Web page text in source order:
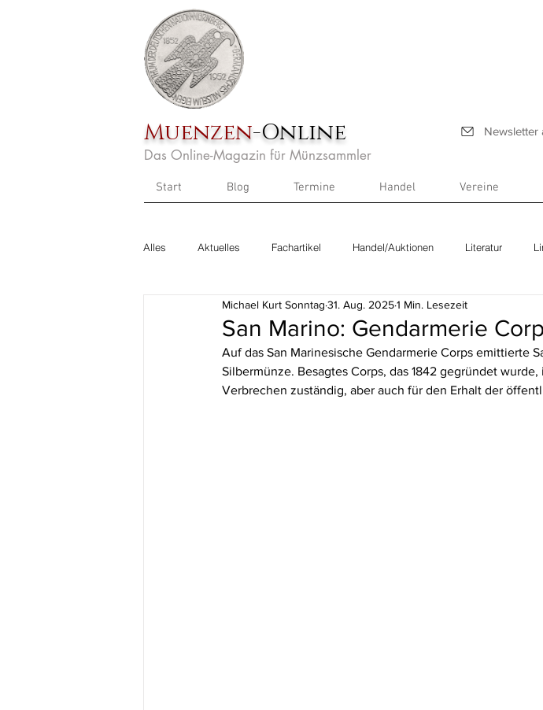
Muenzen-Online Newsletter
Das Online-Magazin für Münzsammler
Start Blog Termine Handel Vereine
Alles Aktuelles Fachartikel Handel/Auktionen Literatur
San Marino: Gendarmerie
Michael Kurt Sonntag 31. Aug. 20251 Min. Lesezeit
Auf das San Marinesische Gendarmerie Corps emittierte
Silbermünze. Besagtes Corps, das 1842 gegründet
Verbrechen zuständig, aber auch für den Erhalt der